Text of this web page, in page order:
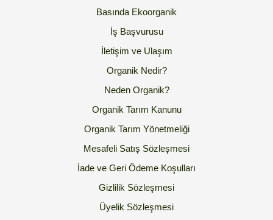
Basında Ekoorganik
İş Başvurusu
İletişim ve Ulaşım
Organik Nedir?
Neden Organik?
Organik Tarım Kanunu
Organik Tarım Yönetmeliği
Mesafeli Satış Sözleşmesi
İade ve Geri Ödeme Koşulları
Gizlilik Sözleşmesi
Üyelik Sözleşmesi